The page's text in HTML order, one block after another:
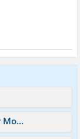
Selbsthass und Sozialphobie Grund für Mobbing?